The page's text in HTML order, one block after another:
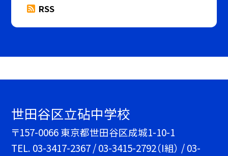
RSS
世田谷区立砧中学校
〒157-0066 東京都世田谷区成城1-10-1
TEL. 03-3417-2367 / 03-3415-2792（I組） / 03-